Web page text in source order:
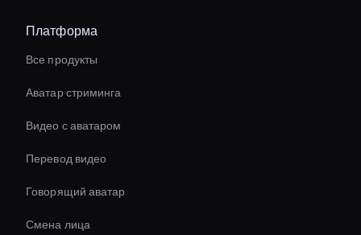
Платформа
Все продукты
Аватар стриминга
Видео с аватаром
Перевод видео
Говорящий аватар
Смена лица